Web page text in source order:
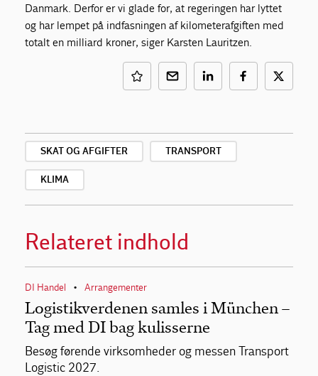
Danmark. Derfor er vi glade for, at regeringen har lyttet
og har lempet på indfasningen af kilometerafgiften med
totalt en milliard kroner, siger Karsten Lauritzen.
SKAT OG AFGIFTER TRANSPORT
KLIMA
Relateret indhold
DI Handel • Arrangementer
Logistikverdenen samles i München –
Tag med DI bag kulisserne
Besøg førende virksomheder og messen Transport
Logistic 2027.